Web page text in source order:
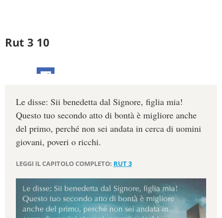
Rut 3 10
Le disse: Sii benedetta dal Signore, figlia mia!
Questo tuo secondo atto di bontà è migliore anche
del primo, perché non sei andata in cerca di uomini
giovani, poveri o ricchi.
LEGGI IL CAPITOLO COMPLETO: RUT 3